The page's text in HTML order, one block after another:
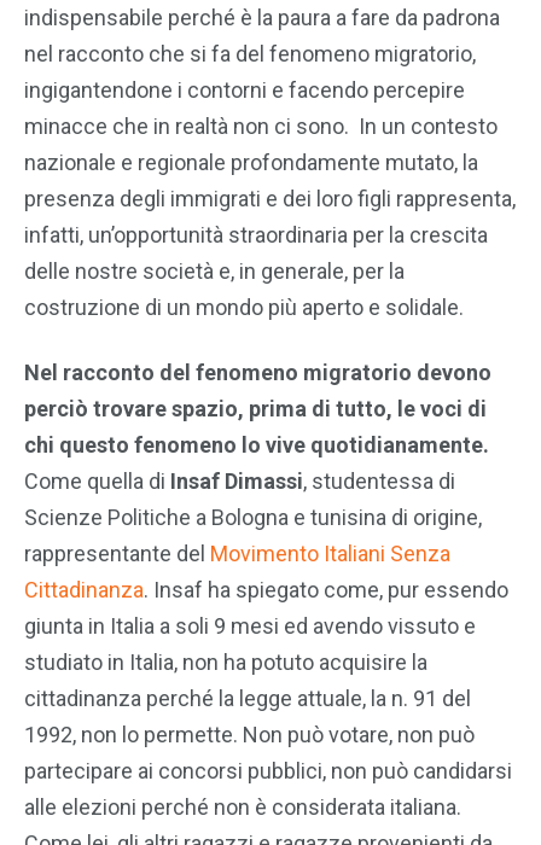
indispensabile perché è la paura a fare da padrona
nel racconto che si fa del fenomeno migratorio,
ingigantendone i contorni e facendo percepire
minacce che in realtà non ci sono. In un contesto
nazionale e regionale profondamente mutato, la
presenza degli immigrati e dei loro figli rappresenta,
infatti, un’opportunità straordinaria per la crescita
delle nostre società e, in generale, per la
costruzione di un mondo più aperto e solidale.
Nel racconto del fenomeno migratorio devono
perciò trovare spazio, prima di tutto, le voci di
chi questo fenomeno lo vive quotidianamente.
Come quella di Insaf Dimassi, studentessa di
Scienze Politiche a Bologna e tunisina di origine,
rappresentante del Movimento Italiani Senza
Cittadinanza. Insaf ha spiegato come, pur essendo
giunta in Italia a soli 9 mesi ed avendo vissuto e
studiato in Italia, non ha potuto acquisire la
cittadinanza perché la legge attuale, la n. 91 del
1992, non lo permette. Non può votare, non può
partecipare ai concorsi pubblici, non può candidarsi
alle elezioni perché non è considerata italiana.